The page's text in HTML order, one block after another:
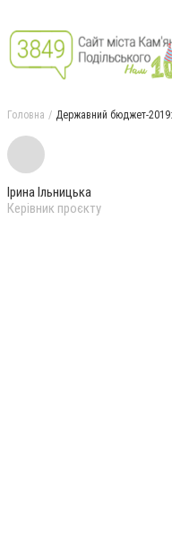
Головна Державний бюджет-2019:
Ірина Ільницька
Керівник проєкту